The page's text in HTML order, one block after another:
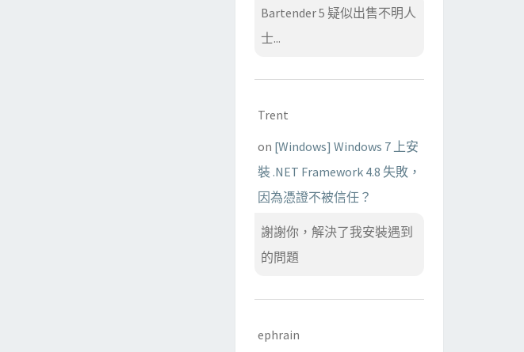
Bartender 5 疑似出售不明人
士...
Trent
on [Windows] Windows 7 上安
裝 .NET Framework 4.8 失敗，
因為憑證不被信任？
謝謝你，解決了我安裝遇到
的問題
ephrain